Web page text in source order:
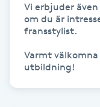
Kemisk peeling
Keratinbehandling
Kinesiologi
Vi erbjuder
om du är
fransstylist.
Varmt